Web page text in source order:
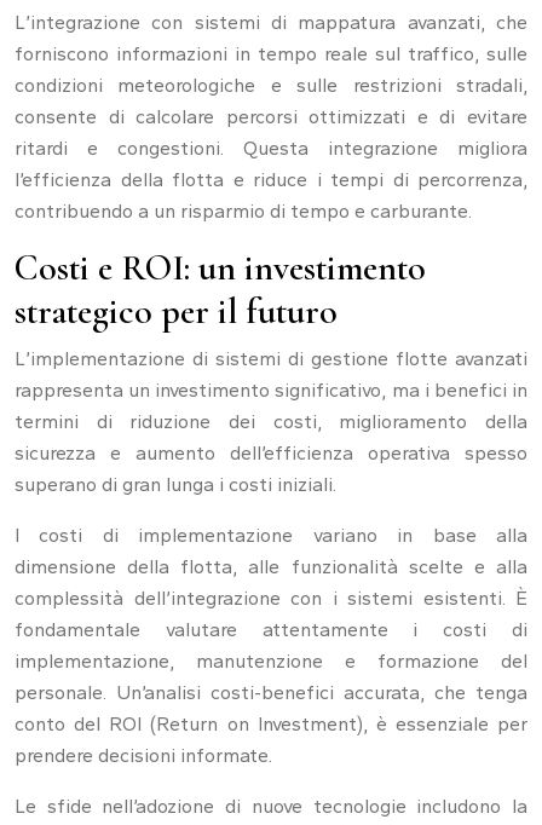
L’integrazione con sistemi di mappatura avanzati, che
forniscono informazioni in tempo reale sul traffico, sulle
condizioni meteorologiche e sulle restrizioni stradali,
consente di calcolare percorsi ottimizzati e di evitare
ritardi e congestioni. Questa integrazione migliora
l’efficienza della flotta e riduce i tempi di percorrenza,
contribuendo a un risparmio di tempo e carburante.
Costi e ROI: un investimento
strategico per il futuro
L’implementazione di sistemi di gestione flotte avanzati
rappresenta un investimento significativo, ma i benefici in
termini di riduzione dei costi, miglioramento della
sicurezza e aumento dell’efficienza operativa spesso
superano di gran lunga i costi iniziali.
I costi di implementazione variano in base alla
dimensione della flotta, alle funzionalità scelte e alla
complessità dell’integrazione con i sistemi esistenti. È
fondamentale valutare attentamente i costi di
implementazione, manutenzione e formazione del
personale. Un’analisi costi-benefici accurata, che tenga
conto del ROI (Return on Investment), è essenziale per
prendere decisioni informate.
Le sfide nell’adozione di nuove tecnologie includono la